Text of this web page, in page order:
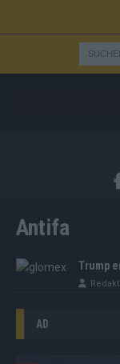
Antifa
Trump
AD